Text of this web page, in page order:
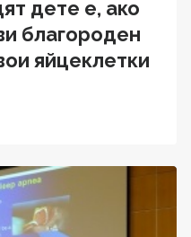
дете е, ако
благороден
яйцеклетки